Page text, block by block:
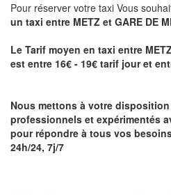
Pour réserver votre taxi Vous
un taxi entre METZ et GARE DE
Le Tarif moyen en taxi entre
est entre 16€ - 19€ tarif jour et
Nous mettons à votre
professionnels et expérimentés
pour répondre à tous vos
24h/24, 7j/7